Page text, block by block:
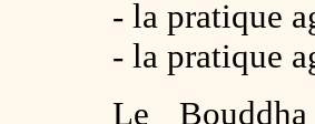
- la pratique
- la pratique
Le